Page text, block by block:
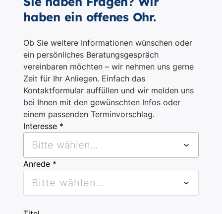
haben ein offenes Ohr.
Ob Sie weitere Informationen wünschen oder
ein persönliches Beratungsgespräch
vereinbaren möchten – wir nehmen uns gerne
Zeit für Ihr Anliegen. Einfach das
Kontaktformular auffüllen und wir melden uns
bei Ihnen mit den gewünschten Infos oder
einem passenden Terminvorschlag.
Interesse *
Bitte wählen...
Anrede *
Bitte wählen...